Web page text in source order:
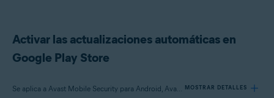
Activar las actualizaciones automáticas en
Google Play Store
Se aplica a Avast Mobile Security para Android, Avast SecureLine VPN para Android, Avast Cleanup para Android, Avast Passwords para Android, Avast Battery Saver para Android MOSTRAR DETALLES